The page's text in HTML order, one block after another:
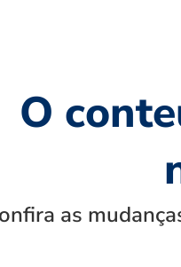
O
as